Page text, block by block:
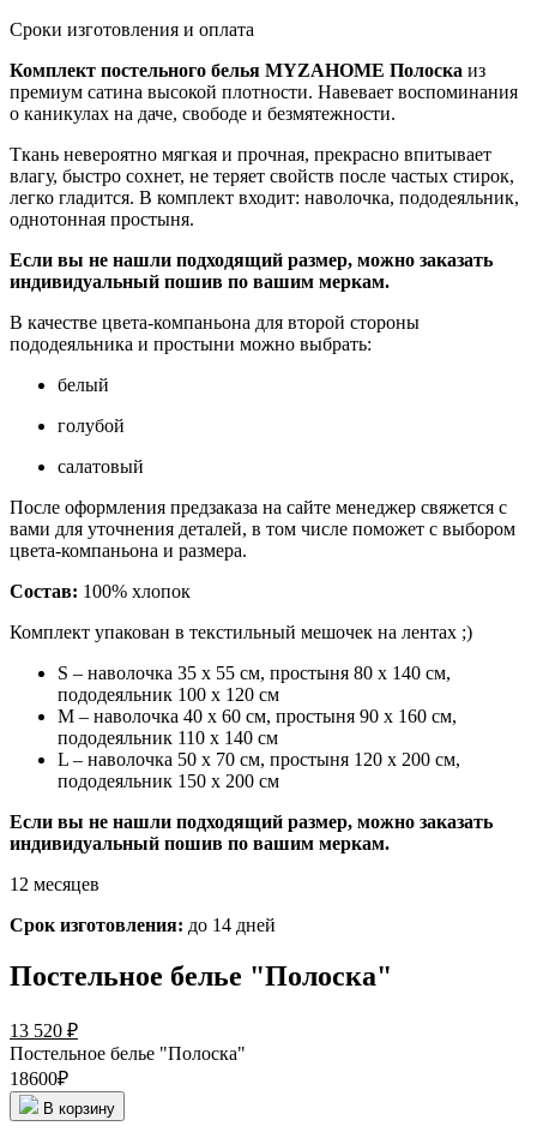
Сроки изготовления и оплата
Комплект постельного белья MYZAHOME Полоска из
премиум сатина высокой плотности. Навевает воспоминания
о каникулах на даче, свободе и безмятежности.
Ткань невероятно мягкая и прочная, прекрасно впитывает
влагу, быстро сохнет, не теряет свойств после частых стирок,
легко гладится. В комплект входит: наволочка, пододеяльник,
однотонная простыня.
Если вы не нашли подходящий размер, можно заказать
индивидуальный пошив по вашим меркам.
В качестве цвета-компаньона для второй стороны
пододеяльника и простыни можно выбрать:
белый
голубой
салатовый
После оформления предзаказа на сайте менеджер свяжется с
вами для уточнения деталей, в том числе поможет с выбором
цвета-компаньона и размера.
Состав: 100% хлопок
Комплект упакован в текстильный мешочек на лентах ;)
S – наволочка 35 х 55 см, простыня 80 х 140 см,
пододеяльник 100 х 120 см
М – наволочка 40 х 60 см, простыня 90 х 160 см,
пододеяльник 110 х 140 см
L – наволочка 50 х 70 см, простыня 120 х 200 см,
пододеяльник 150 х 200 см
Если вы не нашли подходящий размер, можно заказать
индивидуальный пошив по вашим меркам.
12 месяцев
Срок изготовления: до 14 дней
Постельное белье "Полоска"
13 520 ₽
Постельное белье "Полоска"
18600₽
В корзину